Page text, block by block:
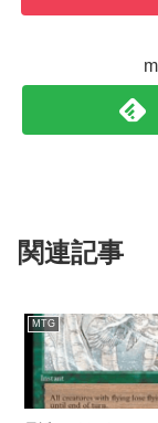
関連記事
MTG